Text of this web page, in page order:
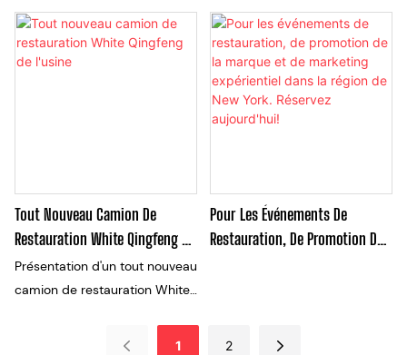
blanche et prête à monter
dans les rues servant des
repas frais et délicieux. Avec
démarrer sa propre entreprise
mobile
une finition miroir, parfait pour
une utilisation commerciale
dans les restaurants ou les
événements de restauration.
La forme carrée ajoute une
touche moderne à tout
élégant à votre établissement
Tout Nouveau Camion De
Restauration White Qingfeng De
L'usine
Présentation d'un tout nouveau
camion de restauration White
un design élégant et un
Pour Les Événements De
Restauration, De Promotion De
1 2